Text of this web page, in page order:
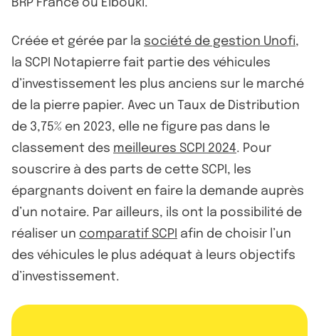
BRP France ou Elbouki.
Créée et gérée par la société de gestion Unofi,
la SCPI Notapierre fait partie des véhicules
d’investissement les plus anciens sur le marché
de la pierre papier. Avec un Taux de Distribution
de 3,75% en 2023, elle ne figure pas dans le
classement des meilleures SCPI 2024. Pour
souscrire à des parts de cette SCPI, les
épargnants doivent en faire la demande auprès
d’un notaire. Par ailleurs, ils ont la possibilité de
réaliser un comparatif SCPI afin de choisir l’un
des véhicules le plus adéquat à leurs objectifs
d’investissement.